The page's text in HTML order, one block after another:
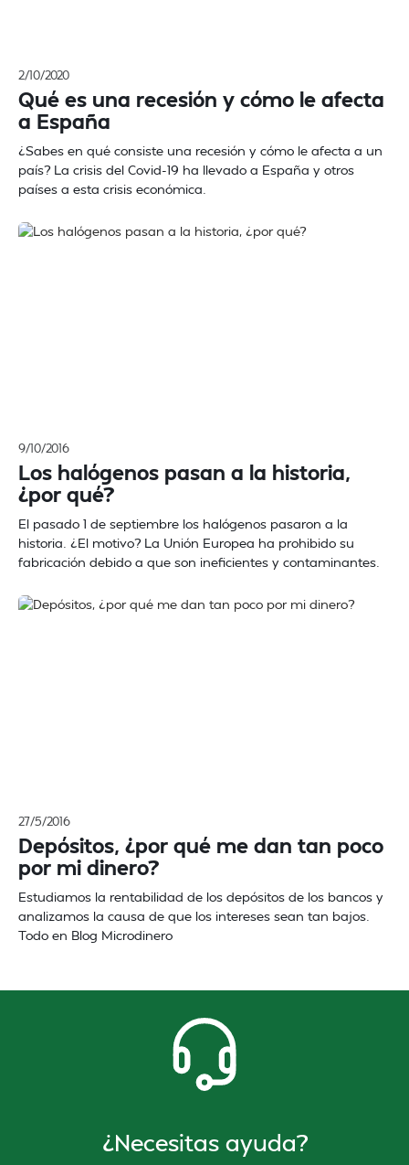
2/10/2020
Qué es una recesión y cómo le afecta
a España
¿Sabes en qué consiste una recesión y cómo le afecta a un
país? La crisis del Covid-19 ha llevado a España y otros
países a esta crisis económica.
9/10/2016
Los halógenos pasan a la historia,
¿por qué?
El pasado 1 de septiembre los halógenos pasaron a la
historia. ¿El motivo? La Unión Europea ha prohibido su
fabricación debido a que son ineficientes y contaminantes.
27/5/2016
Depósitos, ¿por qué me dan tan poco
por mi dinero?
Estudiamos la rentabilidad de los depósitos de los bancos y
analizamos la causa de que los intereses sean tan bajos.
Todo en Blog Microdinero
¿Necesitas ayuda?